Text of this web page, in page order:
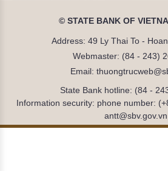
© STATE BANK OF
Address: 49 Ly Thai To -
Webmaster: (84 - 243)
Email:
State Bank hotline: (84 -
Information security: phone number:
antt@sbv.gov.vn